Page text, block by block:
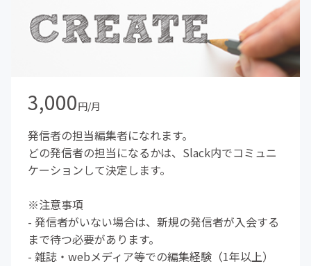
3,000円/月
発信者の担当編集者になれます。
どの発信者の担当になるかは、Slack内でコミュニ
ケーションして決定します。
※注意事項
- 発信者がいない場合は、新規の発信者が入会する
まで待つ必要があります。
- 雑誌・webメディア等での編集経験（1年以上）